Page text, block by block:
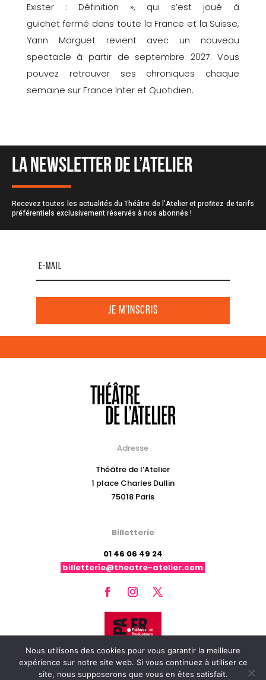
Exister: Définition », qui s’est joué à
guichet fermé dans toute la France et la Suisse,
Yann Marguet revient avec un nouveau
spectacle à partir de septembre 2027. Vous
pouvez retrouver
ses chroniques chaque
semaine sur France Inter et Quotidien.
LA NEWSLETTER DE L’ATELIER
Recevez toutes les actualités du Théâtre de l’Atelier et profitez de tarifs
préférentiels exclusivement réservés à nos abonnés !
Je m'inscris
Adresse
Théâtre de l’Atelier
1 place Charles Dullin
75018 Paris
Billetterie
01 46 06 49 24
billetterie@theatre-atelier.com
Nous utilisons des cookies pour vous garantir la meilleure
expérience sur notre site web. Si vous continuez à utiliser ce
site, nous supposerons que vous en êtes satisfait.